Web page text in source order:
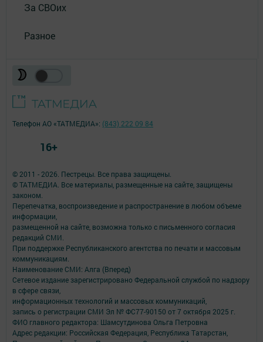
За СВОих
Разное
© 2011 - 2026. Пестрецы. Все права защищены.
© ТАТМЕДИА. Все материалы, размещенные на сайте, защищены
законом.
Перепечатка, воспроизведение и распространение в любом объеме
информации,
размещенной на сайте, возможна только с письменного согласия
редакций СМИ.
При поддержке Республиканского агентства по печати и массовым
коммуникациям.
Наименование СМИ: Алга (Вперед)
Сетевое издание зарегистрировано Федеральной службой по надзору
в сфере связи,
информационных технологий и массовых коммуникаций,
запись о регистрации СМИ Эл № ФС77-90150 от 7 октября 2025 г.
ФИО главного редактора: Шамсутдинова Ольга Петровна
Адрес редакции: Российская Федерация, Республика Татарстан,
Телефон АО «ТАТМЕДИА»: (843) 222 09 84
16+